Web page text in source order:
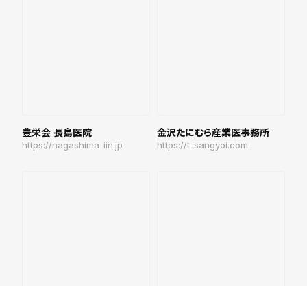
豊栄会 長島医院
https://nagashima-iin.jp
金沢たにむら産業医事務所
https://t-sangyoi.com